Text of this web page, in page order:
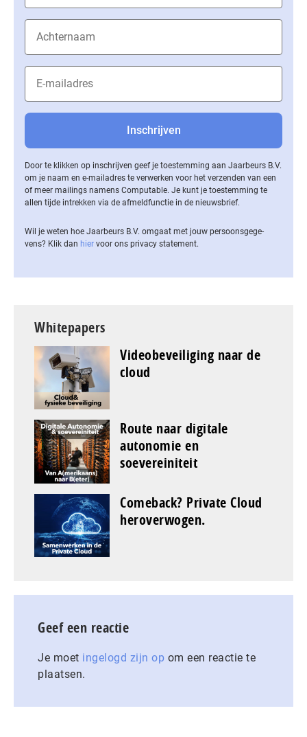
Door te klikken op inschrijven geef je toestemming aan Jaarbeurs B.V.
om je naam en e-mailadres te verwerken voor het verzenden van een
of meer mailings namens Computable. Je kunt je toestemming te
allen tijde intrekken via de af­meld­func­tie in de nieuwsbrief.
Wil je weten hoe Jaarbeurs B.V. omgaat met jouw per­soons­ge­ge­
vens? Klik dan hier voor ons privacy statement.
Whitepapers
Videobeveiliging naar de
cloud
Route naar digitale
autonomie en
soevereiniteit
Comeback? Private Cloud
heroverwogen.
Geef een reactie
Je moet ingelogd zijn op om een reactie te
plaatsen.